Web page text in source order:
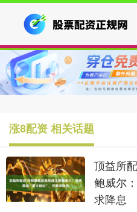
涨8配资 相关话题
顶益所
鲍威尔
求降息